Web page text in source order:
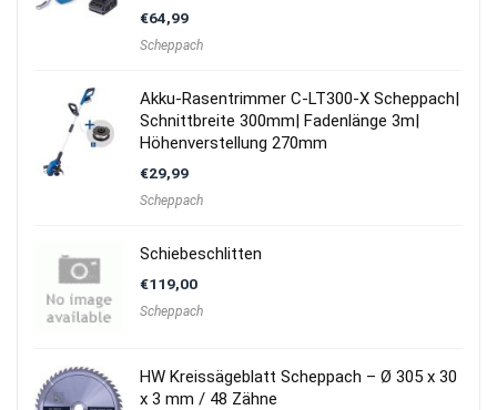
€64,99
Scheppach
Akku-Rasentrimmer C-LT300-X Scheppach|
Schnittbreite 300mm| Fadenlänge 3m|
Höhenverstellung 270mm
€29,99
Scheppach
Schiebeschlitten
€119,00
Scheppach
HW Kreissägeblatt Scheppach – Ø 305 x 30
x 3 mm / 48 Zähne